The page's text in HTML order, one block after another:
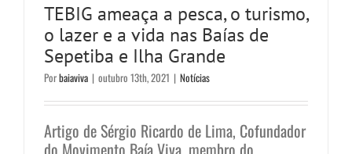
TEBIG ameaça a pesca, o turismo,
o lazer e a vida nas Baías de
Sepetiba e Ilha Grande
Porbaiaviva | outubro 13th, 2021 | Notícias
Artigo de Sérgio Ricardo de Lima, Cofundador
do Movimento Baía Viva, membro do